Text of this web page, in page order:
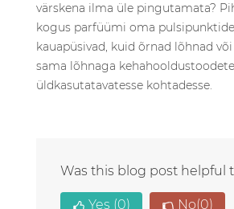
värskena ilma üle pingutamata?
kogus parfüümi oma
kauapüsivad, kuid õrnad lõhnad
sama lõhnaga
üldkasutatavatesse kohtadesse.
Was this blog post helpful
Yes (0) No(0)